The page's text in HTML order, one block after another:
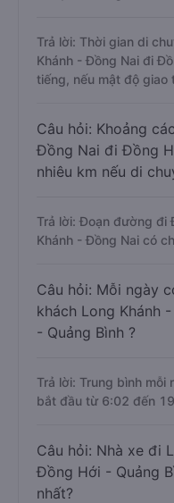
Trả lời: Thời gian di
Khánh - Đồng Nai đi
tiếng, nếu mật độ giao
Câu hỏi: Khoảng
Đồng Nai đi Đồng
nhiêu km nếu di
Trả lời: Đoạn đường đi
Khánh - Đồng Nai có
Câu hỏi: Mỗi ngày
khách Long Khánh
- Quảng Bình ?
Trả lời: Trung bình
bắt đầu từ 6:02 đến
Câu hỏi: Nhà xe đi
Đồng Hới - Quảng
nhất?